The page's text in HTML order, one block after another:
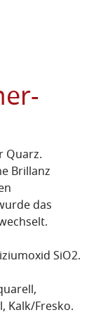
Quarz.
Brillanz
das
SiO2.
Kalk/Fresko.